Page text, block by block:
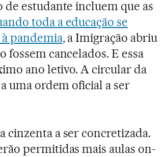
estudante incluem que as
toda a educação se
pandemia, a Imigração abriu
fossem cancelados. E essa
ano letivo. A circular da
uma ordem oficial a ser
cinzenta a ser concretizada.
permitidas mais aulas on-